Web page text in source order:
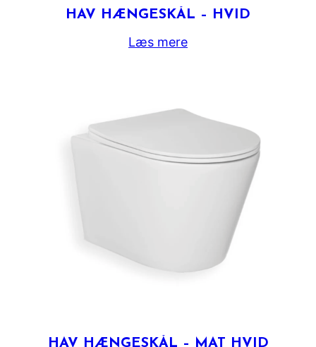
HAV HÆNGESKÅL – HVID
Læs mere
HAV HÆNGESKÅL – MAT HVID